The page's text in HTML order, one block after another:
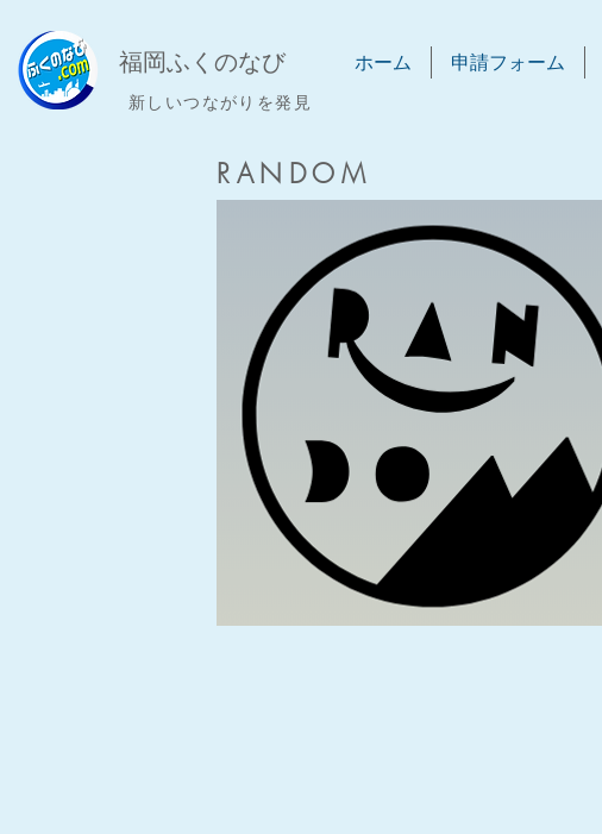
​福岡ふくのなび ホーム 申請フォーム
新しいつながりを発見
RANDOM